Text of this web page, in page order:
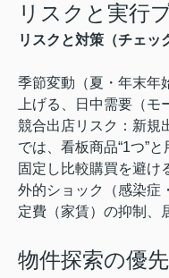
リスクと実行
リスクと対策（チェッ
季節変動（夏・年末年
上げる、日中需要（
競合出店リスク：新規
では、看板商品“1つ”
固定し比較購買を避け
外的ショック（感染症
定費（家賃）の抑制、
物件探索の優